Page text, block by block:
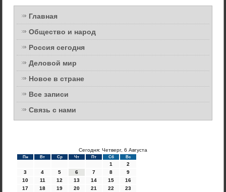
Главная
Общество и народ
Россия сегодня
Деловой мир
Новое в стране
Все записи
Связь с нами
Сегодня: Четверг, 6 Августа
Пн Вт Ср Чт Пт Сб Вс
1
2
3
4 5 6 7 8
9
10
11 12 13 14 15
16
17
18 19 20 21 22
23